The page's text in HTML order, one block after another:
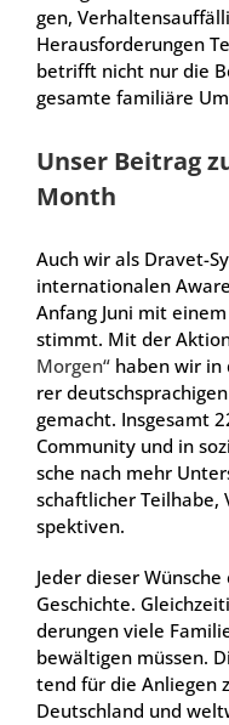
gen,
Her­aus­for­de­run­gen
betrifft nicht nur die
gesam­te fami­liä­re
Unser Bei­trag
Month
Auch wir als Dra­vet-
inter­na­tio­na­len
Anfang Juni mit
stimmt. Mit der
Mor­gen“ haben wir in
rer
gemacht. Ins­ge­samt
Com­mu­ni­ty und in
sche nach mehr
schaft­li­cher Teil­ha­be,
spek­ti­ven.
Jeder die­ser
Geschich­te.
de­run­gen vie­le
bewäl­ti­gen müs­sen.
tend für die Anlie­gen
Deutsch­land und